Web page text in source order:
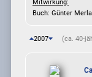
Mitwirkung:
Buch: Günter
2007 (ca. 40-